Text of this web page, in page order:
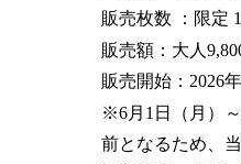
販売枚数 ：限定
販売額：大人
販売開始：2026
※6月1日（月）
前となるため、